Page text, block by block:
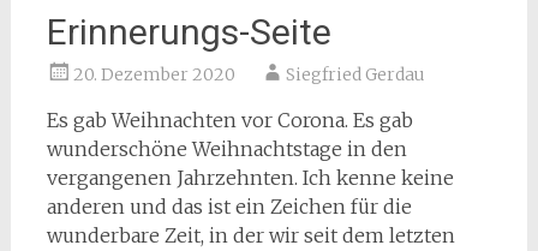
Erinnerungs-Seite
20. Dezember 2020 Siegfried Gerdau
Es gab Weihnachten vor Corona. Es gab
wunderschöne Weihnachtstage in den
vergangenen Jahrzehnten. Ich kenne keine
anderen und das ist ein Zeichen für die
wunderbare Zeit, in der wir seit dem letzten